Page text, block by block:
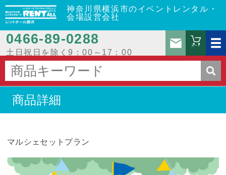
神奈川県横浜市のイベントレンタル・
会場設営会社
0466‐89‐0288
土日祝日を除く9：00～17：00
お問
カート
商品詳細
マルシェセットプラン